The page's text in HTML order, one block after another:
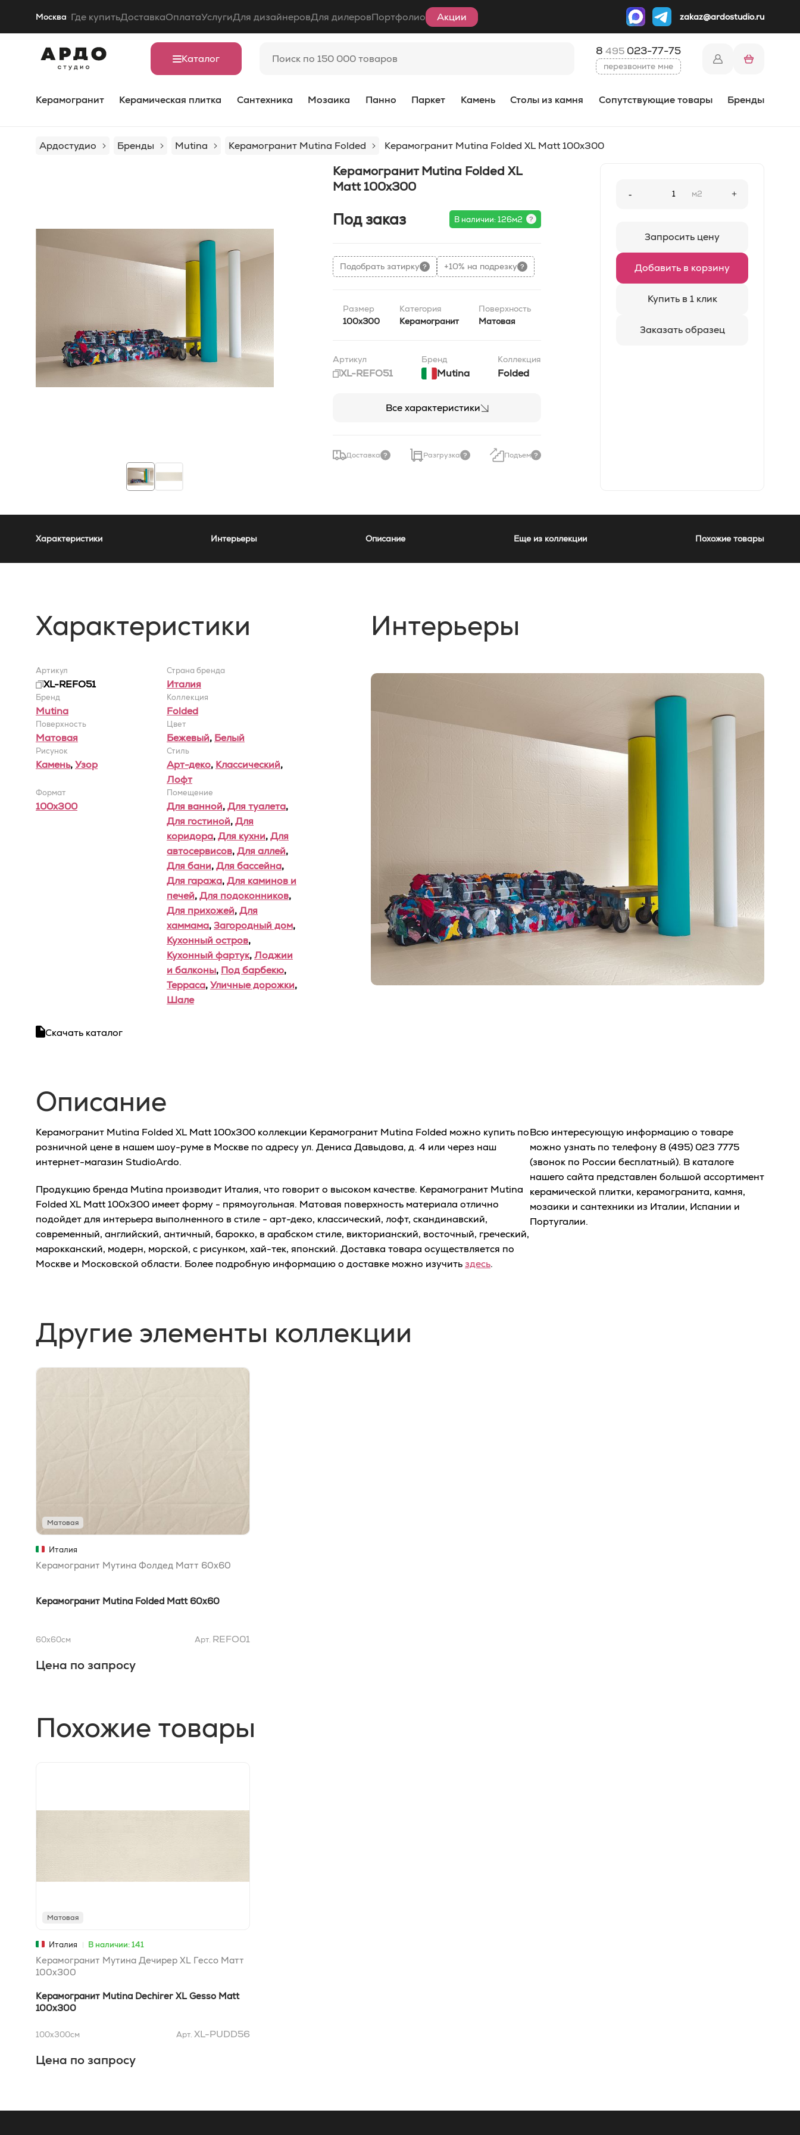
Москва Где купитьДоставкаОплатаУслугиДля дизайнеровДля дилеровПортфолио Акции zakaz@ardostudio.ru
Каталог
8 495 023-77-75
перезвоните мне
Керамогранит Керамическая плитка Сантехника Мозаика Панно Паркет Камень Столы из камня Сопутствующие товары Бренды
Ардостудио Бренды Mutina Керамогранит Mutina Folded Керамогранит Mutina Folded XL Matt 100x300
Керамогранит Mutina Folded XL
Matt 100x300
Под заказ В наличии: 126м2
Подобрать затирку +10% на подрезку
Размер
100x300
Категория
Керамогранит
Поверхность
Матовая
Артикул
XL-REFO51
Бренд
Mutina
Коллекция
Folded
Все характеристики
Доставка Разгрузка Подъем
- м2 +
Запросить цену
Добавить в корзину
Купить в 1 клик
Заказать образец
Характеристики Интерьеры Описание Еще из коллекции Похожие товары
Характеристики
Артикул
XL-REFO51
Страна бренда
Италия
Бренд
Mutina
Коллекция
Folded
Поверхность
Матовая
Цвет
Бежевый, Белый
Рисунок
Камень,Узор
Стиль
Арт-деко, Классический,
Лофт
Формат
100x300
Помещение
Для ванной,Для туалета,
Для гостиной,Для
коридора,Для кухни,Для
автосервисов,Для аллей,
Для бани,Для бассейна,
Для гаража,Для каминов и
печей,Для подоконников,
Для прихожей,Для
хаммама,Загородный дом,
Кухонный остров,
Кухонный фартук,Лоджии
и балконы, Под барбекю,
Терраса,Уличные дорожки,
Шале
Скачать каталог
Интерьеры
Описание
Керамогранит Mutina Folded XL Matt 100x300 коллекции Керамогранит Mutina Folded можно купить по
розничной цене в нашем шоу-руме в Москве по адресу ул. Дениса Давыдова, д. 4 или через наш
интернет-магазин StudioArdo.
Продукцию бренда Mutina производит Италия, что говорит о высоком качестве. Керамогранит Mutina
Folded XL Matt 100x300 имеет форму - прямоугольная. Матовая поверхность материала отлично
подойдет для интерьера выполненного в стиле - арт-деко, классический, лофт, скандинавский,
современный, английский, античный, барокко, в арабском стиле, викторианский, восточный, греческий,
марокканский, модерн, морской, с рисунком, хай-тек, японский. Доставка товара осуществляется по
Москве и Московской области. Более подробную информацию о доставке можно изучитьздесь.
Всю интересующую информацию о товаре
можно узнать по телефону 8 (495) 023 7775
(звонок по России бесплатный). В каталоге
нашего сайта представлен большой ассортимент
керамической плитки, керамогранита, камня,
мозаики и сантехники из Италии, Испании и
Португалии.
Другие элементы коллекции
Матовая
Италия
Керамогранит Мутина Фолдед Матт 60x60
Керамогранит Mutina Folded Matt 60x60
60x60см Арт. REFO01
Цена по запросу
Похожие товары
Матовая
Италия В наличии: 141
Керамогранит Мутина Дечирер XL Гессо Матт
100x300
Керамогранит Mutina Dechirer XL Gesso Matt
100x300
100x300см Арт. XL-PUDD56
Цена по запросу